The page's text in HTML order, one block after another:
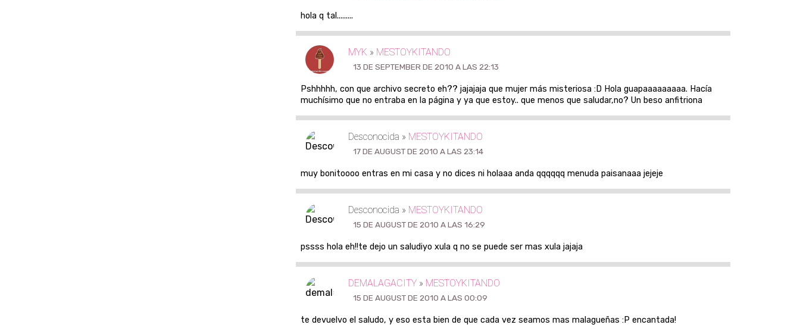
hola q tal.........
MYK » MESTOYKITANDO
13 DE SEPTEMBER DE 2010 A LAS 22:13
Pshhhhh, con que archivo secreto eh?? jajajaja que mujer más misteriosa :D Hola guapaaaaaaaaa. Hacía
muchísimo que no entraba en la página y ya que estoy.. que menos que saludar,no? Un beso anfitriona
Desconocida » MESTOYKITANDO
17 DE AUGUST DE 2010 A LAS 23:14
muy bonitoooo entras en mi casa y no dices ni holaaa anda qqqqqq menuda paisanaaa jejeje
Desconocida » MESTOYKITANDO
15 DE AUGUST DE 2010 A LAS 16:29
pssss hola eh!!te dejo un saludiyo xula q no se puede ser mas xula jajaja
DEMALAGACITY » MESTOYKITANDO
15 DE AUGUST DE 2010 A LAS 00:09
te devuelvo el saludo, y eso esta bien de que cada vez seamos mas malagueñas :P encantada!